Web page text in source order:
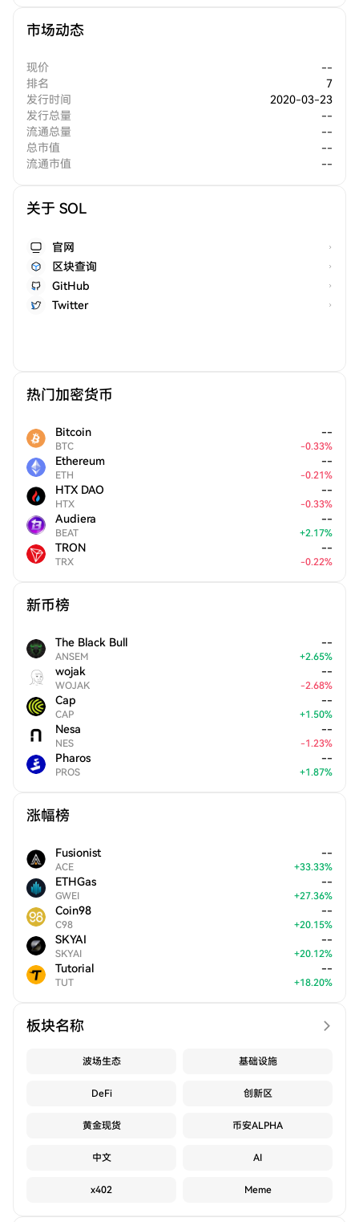
市场动态
现价
--
排名
7
发行时间
2020-03-23
发行总量
--
流通总量
--
总市值
--
流通市值
--
关于 SOL
官网
区块查询
GitHub
Twitter
热门加密货币
Bitcoin
BTC
--
-0.33%
Ethereum
ETH
--
-0.21%
HTX DAO
HTX
--
-0.33%
Audiera
BEAT
--
+2.17%
TRON
TRX
--
-0.22%
新币榜
The Black Bull
ANSEM
--
+2.65%
wojak
WOJAK
--
-2.68%
Cap
CAP
--
+1.50%
Nesa
NES
--
-1.23%
Pharos
PROS
--
+1.87%
涨幅榜
Fusionist
ACE
--
+33.33%
ETHGas
GWEI
--
+27.36%
Coin98
C98
--
+20.15%
SKYAI
SKYAI
--
+20.12%
Tutorial
TUT
--
+18.20%
板块名称
波场生态 基础设施
DeFi 创新区
黄金现货 币安ALPHA
中文 AI
x402 Meme